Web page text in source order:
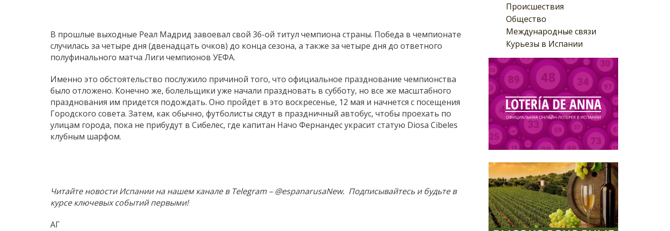
Происшествия
Общество
Международные связи
Курьезы в Испании
В прошлые выходные Реал Мадрид завоевал свой 36-ой титул чемпиона страны. Победа в чемпионате
случилась за четыре дня (двенадцать очков) до конца сезона, а также за четыре дня до ответного
полуфинального матча Лиги чемпионов УЕФА.
Именно это обстоятельство послужило причиной того, что официальное празднование чемпионства
было отложено. Конечно же, болельщики уже начали праздновать в субботу, но все же масштабного
празднования им придется подождать. Оно пройдет в это воскресенье, 12 мая и начнется с посещения
Городского совета. Затем, как обычно, футболисты сядут в праздничный автобус, чтобы проехать по
улицам города, пока не прибудут в Сибелес, где капитан Начо Фернандес украсит статую Diosa Cibeles
клубным шарфом.
Читайте новости Испании на нашем канале в Telegram – @espanarusaNew. Подписывайтесь и будьте в
курсе ключевых событий первыми!
АГ